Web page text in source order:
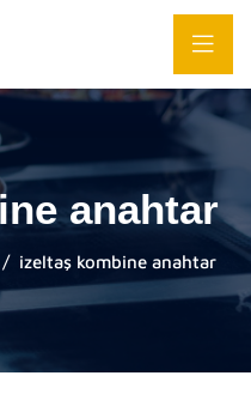
anahtar
izeltaş kombine anahtar